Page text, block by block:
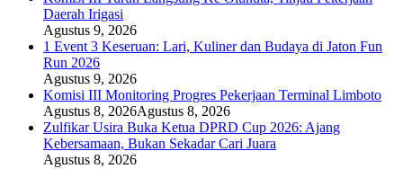
Daerah Irigasi
Agustus 9, 2026
1 Event 3 Keseruan: Lari, Kuliner dan Budaya di Jaton Fun
Run 2026
Agustus 9, 2026
Komisi III Monitoring Progres Pekerjaan Terminal Limboto
Agustus 8, 2026Agustus 8, 2026
Zulfikar Usira Buka Ketua DPRD Cup 2026: Ajang
Kebersamaan, Bukan Sekadar Cari Juara
Agustus 8, 2026